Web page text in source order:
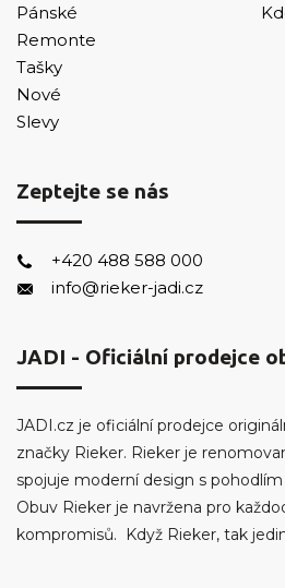
Pánské
Remonte
Tašky
Nové
Slevy
Zeptejte se nás
+420 488 588 000
info@rieker-jadi.cz
JADI - Oficiální prodejce
JADI.cz je oficiální prodejce
značky Rieker. Rieker je
spojuje moderní design s
Obuv Rieker je navržena pro
kompromisů. Když Rieker, tak